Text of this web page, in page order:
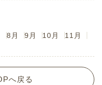
8月 9月 10月
11月
へ戻る